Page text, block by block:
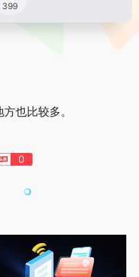
399
也比较多。
0